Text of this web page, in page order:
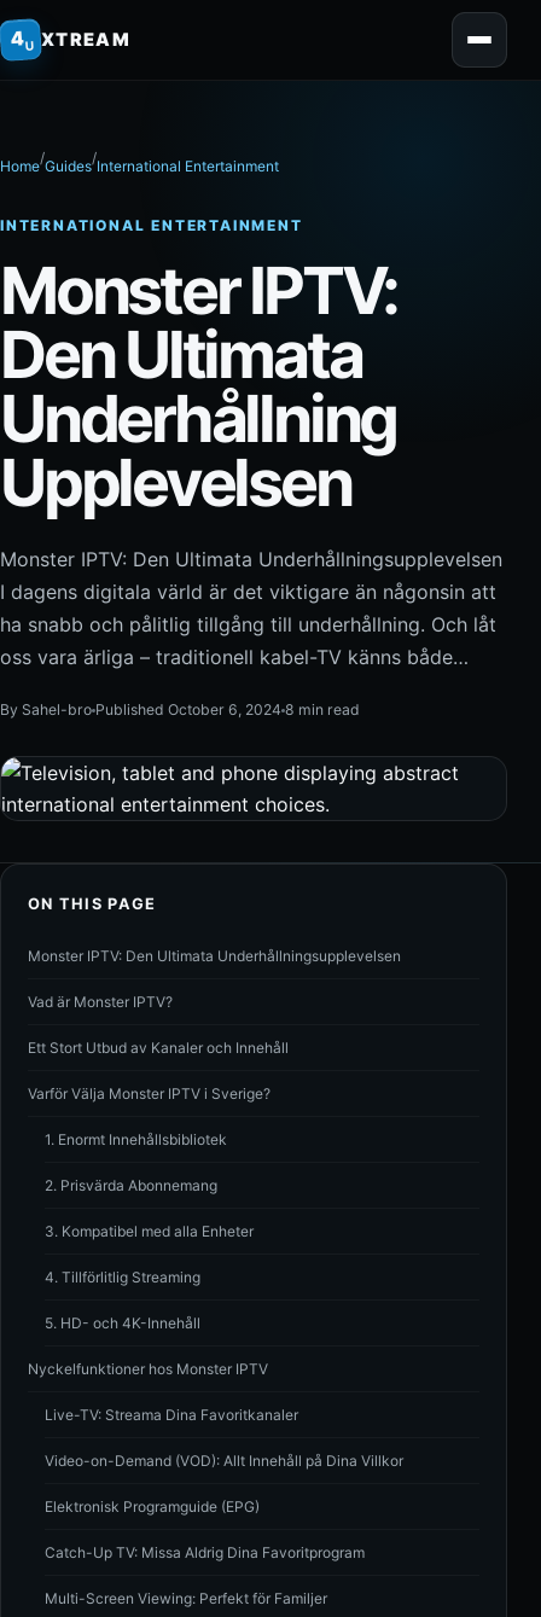
4U XTREAM
Home/Guides/International Entertainment
INTERNATIONAL ENTERTAINMENT
Monster IPTV:
Den Ultimata
Underhållning
Upplevelsen
Monster IPTV: Den Ultimata Underhållningsupplevelsen
I dagens digitala värld är det viktigare än någonsin att
ha snabb och pålitlig tillgång till underhållning. Och låt
oss vara ärliga – traditionell kabel-TV känns både…
By Sahel-bro Published October 6, 2024 8 min read
ON THIS PAGE
Monster IPTV: Den Ultimata Underhållningsupplevelsen
Vad är Monster IPTV?
Ett Stort Utbud av Kanaler och Innehåll
Varför Välja Monster IPTV i Sverige?
1. Enormt Innehållsbibliotek
2. Prisvärda Abonnemang
3. Kompatibel med alla Enheter
4. Tillförlitlig Streaming
5. HD- och 4K-Innehåll
Nyckelfunktioner hos Monster IPTV
Live-TV: Streama Dina Favoritkanaler
Video-on-Demand (VOD): Allt Innehåll på Dina Villkor
Elektronisk Programguide (EPG)
Catch-Up TV: Missa Aldrig Dina Favoritprogram
Multi-Screen Viewing: Perfekt för Familjer